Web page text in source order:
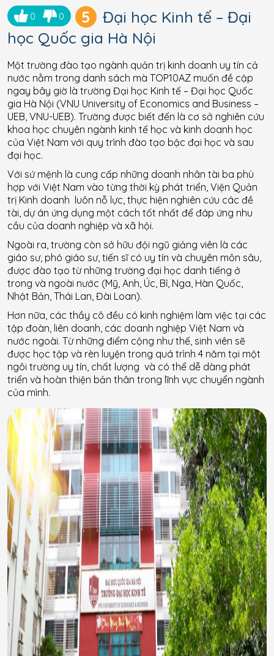
0 0 5
Đại học Kinh tế – Đại
học Quốc gia Hà Nội
Một trường đào tạo ngành quản trị kinh doanh uy tín cả
nước nằm trong danh sách mà TOP10AZ muốn đề cập
ngay bây giờ là trường Đại học Kinh tế – Đại học Quốc
gia Hà Nội (VNU University of Economics and Business –
UEB, VNU-UEB). Trường được biết đến là cơ sở nghiên cứu
khoa học chuyên ngành kinh tế học và kinh doanh học
của Việt Nam với quy trình đào tạo bậc đại học và sau
đại học.
Với sứ mệnh là cung cấp những doanh nhân tài ba phù
hợp với Việt Nam vào từng thời kỳ phát triển, Viện Quản
trị Kinh doanh luôn nỗ lực, thực hiện nghiên cứu các đề
tài, dự án ứng dụng một cách tốt nhất để đáp ứng nhu
cầu của doanh nghiệp và xã hội.
Ngoài ra, trường còn sở hữu đội ngũ giảng viên là các
giáo sư, phó giáo sư, tiến sĩ có uy tín và chuyên môn sâu,
được đào tạo từ những trường đại học danh tiếng ở
trong và ngoài nước (Mỹ, Anh, Úc, Bỉ, Nga, Hàn Quốc,
Nhật Bản, Thái Lan, Đài Loan).
Hơn nữa, các thầy cô đều có kinh nghiệm làm việc tại các
tập đoàn, liên doanh, các doanh nghiệp Việt Nam và
nước ngoài. Từ những điểm cộng như thế, sinh viên sẽ
được học tập và rèn luyện trong quá trình 4 năm tại một
ngôi trường uy tín, chất lượng và có thể dễ dàng phát
triển và hoàn thiện bản thân trong lĩnh vực chuyển ngành
của mình.